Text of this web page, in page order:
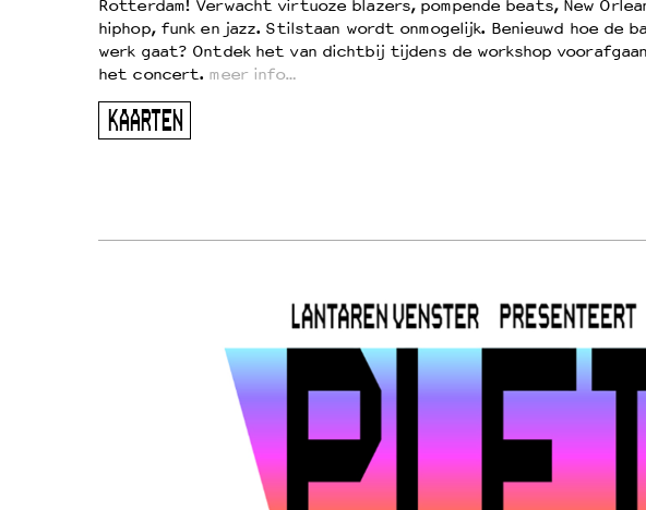
Rotterdam! Verwacht virtuoze blazers, pompende beats, New
hiphop, funk en jazz. Stilstaan wordt onmogelijk. Benieuwd hoe de
werk gaat? Ontdek het van dichtbij tijdens de workshop
het concert. meer info…
KAARTEN